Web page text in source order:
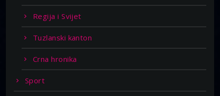
Regija i Svijet
Tuzlanski kanton
Crna hronika
Sport